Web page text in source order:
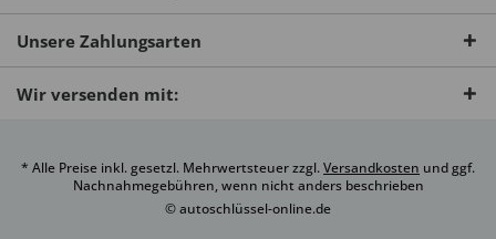
Unsere Zahlungsarten
Wir versenden mit:
* Alle Preise inkl. gesetzl. Mehrwertsteuer zzgl.Versandkosten und ggf.
Nachnahmegebühren, wenn nicht anders beschrieben
© autoschlüssel-online.de